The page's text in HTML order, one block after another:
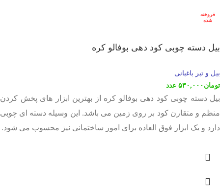
فروخته
شده
بیل دسته چوبی کود دهی بوفالو کره
بیل و تبر باغبانی
تومان ۵۳۰,۰۰۰ عدد
بیل دسته چوبی کود دهی بوفالو کره از بهترین ابزار های پخش کردن
منظم و متقارن کود بر روی زمین می باشد. این وسیله دسته ای چوبی
دارد و یک ابزار فوق العاده برای امور ساختمانی نیز محسوب می شود.